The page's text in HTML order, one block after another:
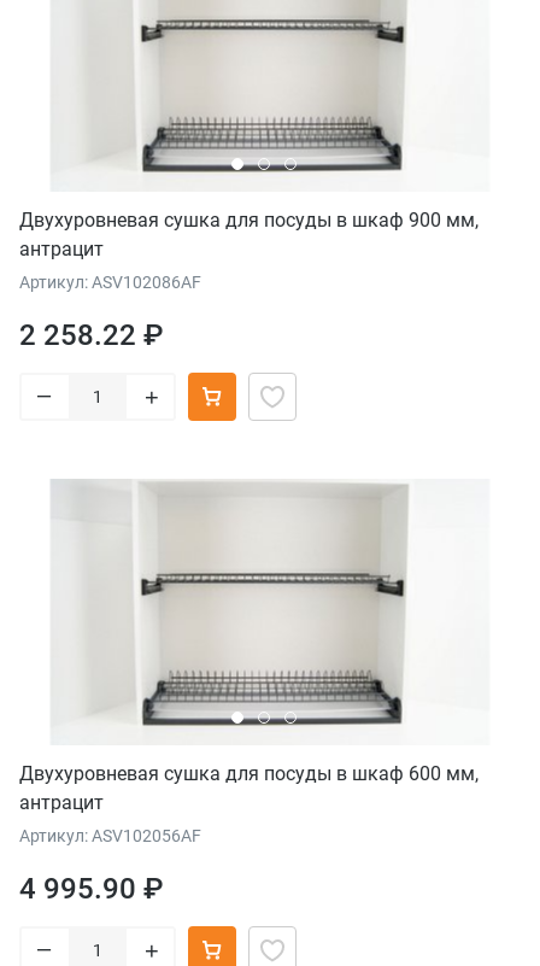
Двухуровневая сушка для посуды в шкаф 900 мм,
антрацит
Артикул: ASV102086AF
2 258.22 ₽
– +
Двухуровневая сушка для посуды в шкаф 600 мм,
антрацит
Артикул: ASV102056AF
4 995.90 ₽
– +